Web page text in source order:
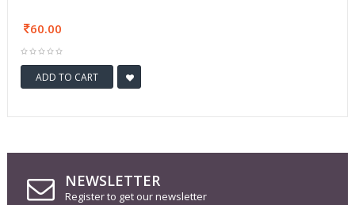
60.00
ADD TO CART
NEWSLETTER
Register to get our newsletter